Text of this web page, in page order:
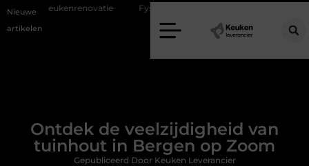
Nieuwe
artikelen
Fysiotherapie Alblasserdam: professionele begeleiding bij pijn en
Ontdek de veelzijdigheid van
tuinhout in Bergen op Zoom
Gepubliceerd Door Keuken Leverancier